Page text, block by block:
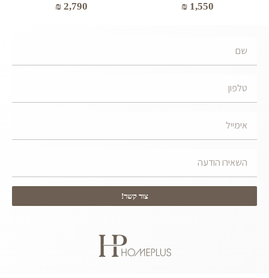
₪ 1,550
₪2,790
צור קשר!